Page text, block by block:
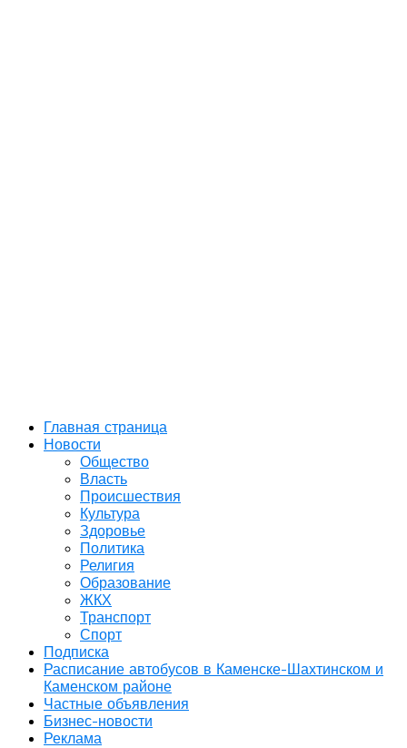
Главная страница
Новости
Общество
Власть
Происшествия
Культура
Здоровье
Политика
Религия
Образование
ЖКХ
Транспорт
Спорт
Подписка
Расписание автобусов в Каменске-Шахтинском и
Каменском районе
Частные объявления
Бизнес-новости
Реклама